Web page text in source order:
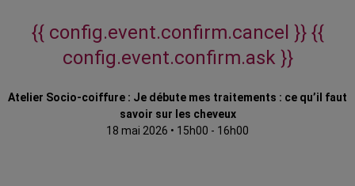
{{ config.event.confirm.cancel }} {{
config.event.confirm.ask }}
Atelier Socio-coiffure : Je débute mes traitements : ce qu’il faut
savoir sur les cheveux
18 mai 2026 • 15h00 - 16h00